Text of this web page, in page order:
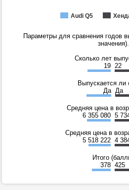
Audi Q5
Параметры для сравнения годов
значения).
Сколько лет
19 22
Выпускается ли
Да Да
Средняя цена в
6 355 080 5
Средняя цена в
5 518 222 4
Итого
378 425